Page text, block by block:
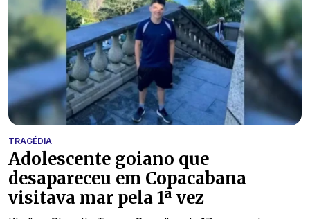
TRAGÉDIA
Adolescente goiano que
desapareceu em Copacabana
visitava mar pela 1ª vez